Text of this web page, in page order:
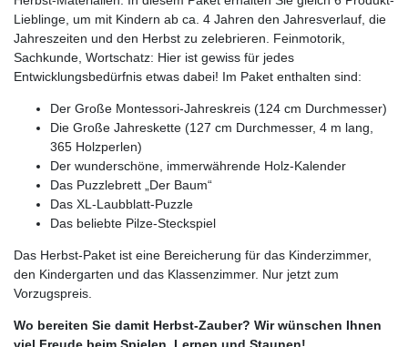
Lieblinge, um mit Kindern ab ca. 4 Jahren den Jahresverlauf, die
Jahreszeiten und den Herbst zu zelebrieren. Feinmotorik,
Sachkunde, Wortschatz: Hier ist gewiss für jedes
Entwicklungsbedürfnis etwas dabei! Im Paket enthalten sind:
Der Große Montessori-Jahreskreis (124 cm Durchmesser)
Die Große Jahreskette (127 cm Durchmesser, 4 m lang,
365 Holzperlen)
Der wunderschöne, immerwährende Holz-Kalender
Das Puzzlebrett „Der Baum“
Das XL-Laubblatt-Puzzle
Das beliebte Pilze-Steckspiel
Das Herbst-Paket ist eine Bereicherung für das Kinderzimmer,
den Kindergarten und das Klassenzimmer. Nur jetzt zum
Vorzugspreis.
Wo bereiten Sie damit Herbst-Zauber? Wir wünschen Ihnen
viel Freude beim Spielen, Lernen und Staunen!